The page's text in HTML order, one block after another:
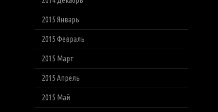
2015 Январь
2015 Февраль
2015 Март
2015 Апрель
2015 Май